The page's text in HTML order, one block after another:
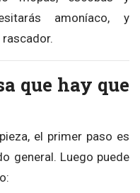
amoníaco, y
que hay que
el primer paso es
general. Luego puede